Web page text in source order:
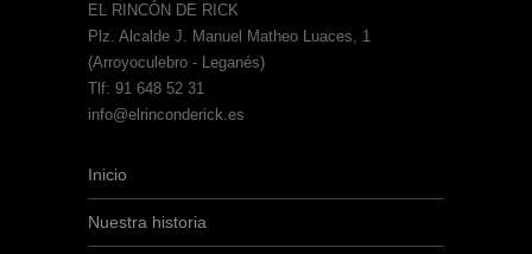
EL RINCÓN DE RICK
Plz. Alcalde J. Manuel Matheo Luaces, 1
(Arroyoculebro - Leganés)
Tlf: 91 648 52 31
info@elrinconderick.es
Inicio
Nuestra historia